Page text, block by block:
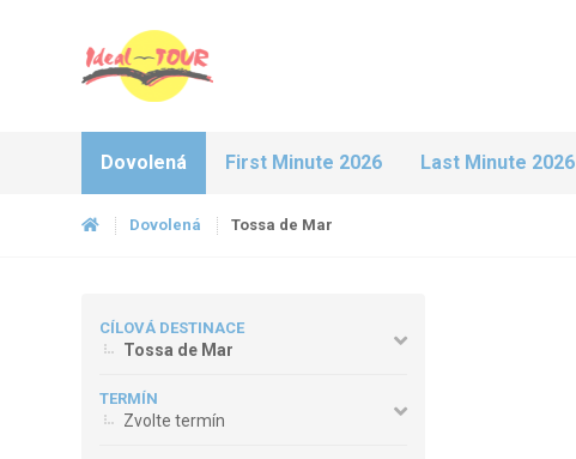
Dovolená First Minute 2026 Last Minute 2026
Dovolená Tossa de Mar
CÍLOVÁ DESTINACE
Tossa de Mar
TERMÍN
Zvolte termín